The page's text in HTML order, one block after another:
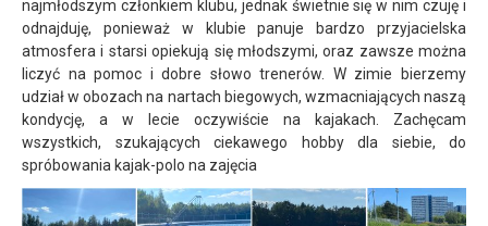
najmłodszym członkiem klubu, jednak świetnie się w nim czuję i
odnajduję, ponieważ w klubie panuje bardzo przyjacielska
atmosfera i starsi opiekują się młodszymi, oraz zawsze można
liczyć na pomoc i dobre słowo trenerów. W zimie bierzemy
udział w obozach na nartach biegowych, wzmacniających naszą
kondycję, a w lecie oczywiście na kajakach. Zachęcam
wszystkich, szukających ciekawego hobby dla siebie, do
spróbowania kajak-polo na zajęcia